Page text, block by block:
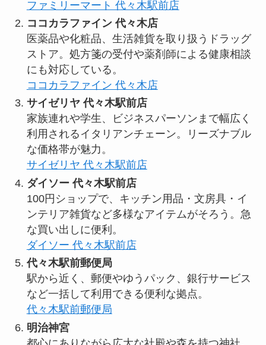
ファミリーマート 代々木駅前店
ココカラファイン 代々木店
医薬品や化粧品、生活雑貨を取り扱うドラッグ
ストア。処方箋の受付や薬剤師による健康相談
にも対応している。
ココカラファイン 代々木店
サイゼリヤ 代々木駅前店
家族連れや学生、ビジネスパーソンまで幅広く
利用されるイタリアンチェーン。リーズナブル
な価格帯が魅力。
サイゼリヤ 代々木駅前店
ダイソー 代々木駅前店
100円ショップで、キッチン用品・文房具・イ
ンテリア雑貨など多様なアイテムがそろう。急
な買い出しに便利。
ダイソー 代々木駅前店
代々木駅前郵便局
駅から近く、郵便やゆうパック、銀行サービス
など一括して利用できる便利な拠点。
代々木駅前郵便局
明治神宮